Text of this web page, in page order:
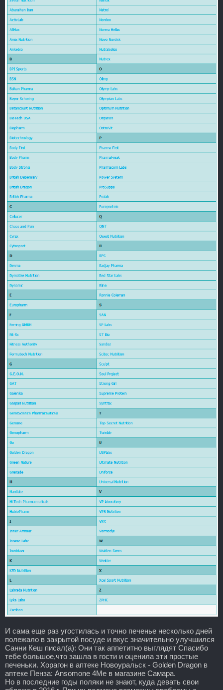
И сама еще раз угостилась и точно печенье несколько дней
полежало в закрытой посуде и вкус значительно улучшился
Санни Кеш писал(а): Они так аппетитно выглядят Спасибо
тебе большое,что зашла в гости и оценила эти простые
печеньки. Хорагон в аптеке Новоуральск - Golden Dragon в
аптеке Пенза: Ansomone 4Me в магазине Самара.
Но в последние годы поляки не знают, куда девать свои